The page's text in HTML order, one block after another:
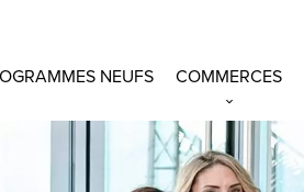
NEUFS COMMERCES